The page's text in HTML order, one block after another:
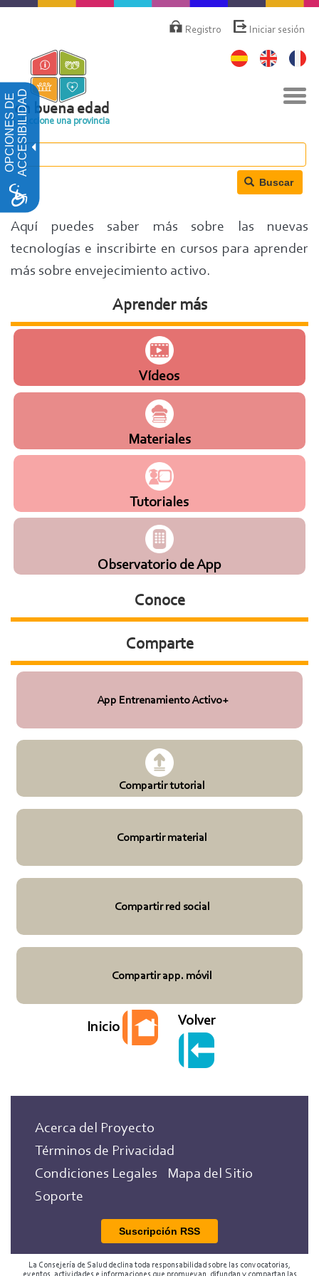
OPCIONES DEACCESIBILIDAD
Pasar
contenido
principal
deRegistro Iniciar sesión
en buena edad
Seleccione una provincia
Buscar
Aquí puedes saber más sobre las nuevas
tecnologías e inscribirte en cursos para aprender
más sobre envejecimiento activo.
Aprender más
Vídeos
Materiales
Tutoriales
Observatorio de App
Conoce
Comparte
App Entrenamiento Activo+
Compartir tutorial
Compartir material
Compartir red social
Compartir app. móvil
Inicio Volver
Acerca del Proyecto
Términos de Privacidad
Condiciones Legales
Mapa del Sitio
Soporte
Suscripción RSS
La Consejería de Salud declina toda responsabilidad sobre las convocatorias,